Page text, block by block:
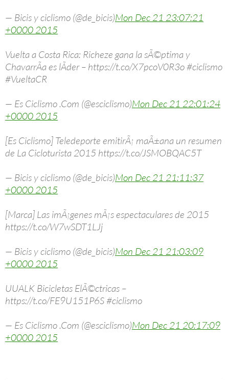
— Bicis y ciclismo (@de_bicis)Mon Dec 21 23:07:21
+0000 2015
Vuelta a Costa Rica: Richeze gana la sÃ©ptima y
ChavarrÃ­a es lÃ­der – https://t.co/X7pcoV0R3o #ciclismo
#VueltaCR
— Es Ciclismo .Com (@esciclismo)Mon Dec 21 22:01:24
+0000 2015
[Es Ciclismo] Teledeporte emitirÃ¡ maÃ±ana un resumen
de La Cicloturista 2015 https://t.co/JSMOBQAC5T
— Bicis y ciclismo (@de_bicis)Mon Dec 21 21:11:37
+0000 2015
[Marca] Las imÃ¡genes mÃ¡s espectaculares de 2015
https://t.co/W7wSDT1LJj
— Bicis y ciclismo (@de_bicis)Mon Dec 21 21:03:09
+0000 2015
UUALK Bicicletas ElÃ©ctricas –
https://t.co/FE9U151P6S #ciclismo
— Es Ciclismo .Com (@esciclismo)Mon Dec 21 20:17:09
+0000 2015